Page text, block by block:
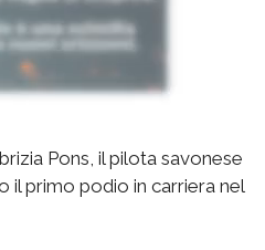
Pons, il pilota savonese
il primo podio in carriera nel